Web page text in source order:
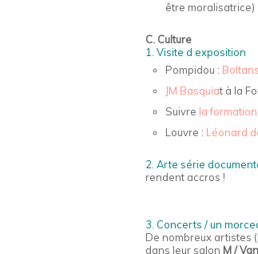
être moralisatrice)
C. Culture
1. Visite d exposition
Pompidou :
JM Basquiat à la
Suivre la formation
Louvre : Léonard
2. Arte série
rendent accros !
3. Concerts / un
De nombreux artistes
dans leur salon M /